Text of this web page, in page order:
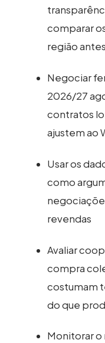
comparar
região
Negociar
2026/27
contratos
ajustem ao
Usar os
como
revendas
Avaliar
compra
costumam
do que
Monitorar o